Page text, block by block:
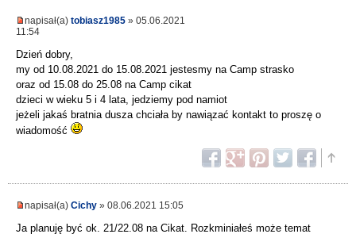
napisał(a) tobiasz1985 » 05.06.2021
11:54
Dzień dobry,
my od 10.08.2021 do 15.08.2021 jestesmy na Camp strasko
oraz od 15.08 do 25.08 na Camp cikat
dzieci w wieku 5 i 4 lata, jedziemy pod namiot
jeżeli jakaś bratnia dusza chciała by nawiązać kontakt to proszę o
wiadomość
napisał(a) Cichy » 08.06.2021 15:05
Ja planuję być ok. 21/22.08 na Cikat. Rozkminiałeś może temat